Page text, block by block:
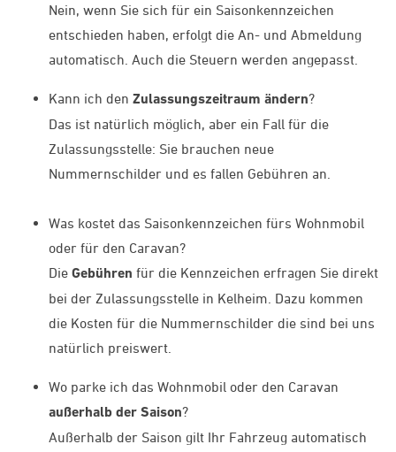
Nein, wenn Sie sich für ein Saisonkennzeichen
entschieden haben, erfolgt die An- und Abmeldung
automatisch. Auch die Steuern werden angepasst.
Kann ich den Zulassungszeitraum ändern?
Das ist natürlich möglich, aber ein Fall für die
Zulassungsstelle: Sie brauchen neue
Nummernschilder und es fallen Gebühren an.
Was kostet das Saisonkennzeichen fürs Wohnmobil
oder für den Caravan?
Die Gebühren für die Kennzeichen erfragen Sie direkt
bei der Zulassungsstelle in Kelheim. Dazu kommen
die Kosten für die Nummernschilder die sind bei uns
natürlich preiswert.
Wo parke ich das Wohnmobil oder den Caravan
außerhalb der Saison?
Außerhalb der Saison gilt Ihr Fahrzeug automatisch